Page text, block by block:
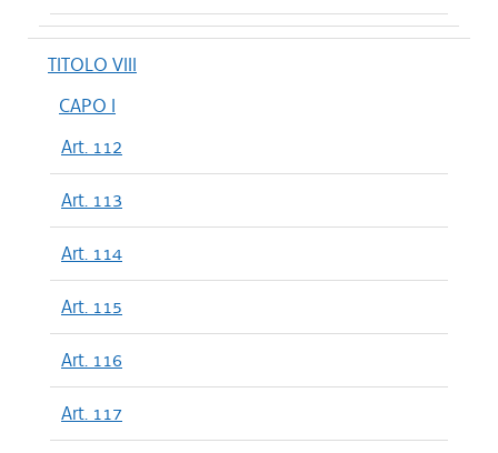
TITOLO VIII
CAPO I
Art. 112
Art. 113
Art. 114
Art. 115
Art. 116
Art. 117